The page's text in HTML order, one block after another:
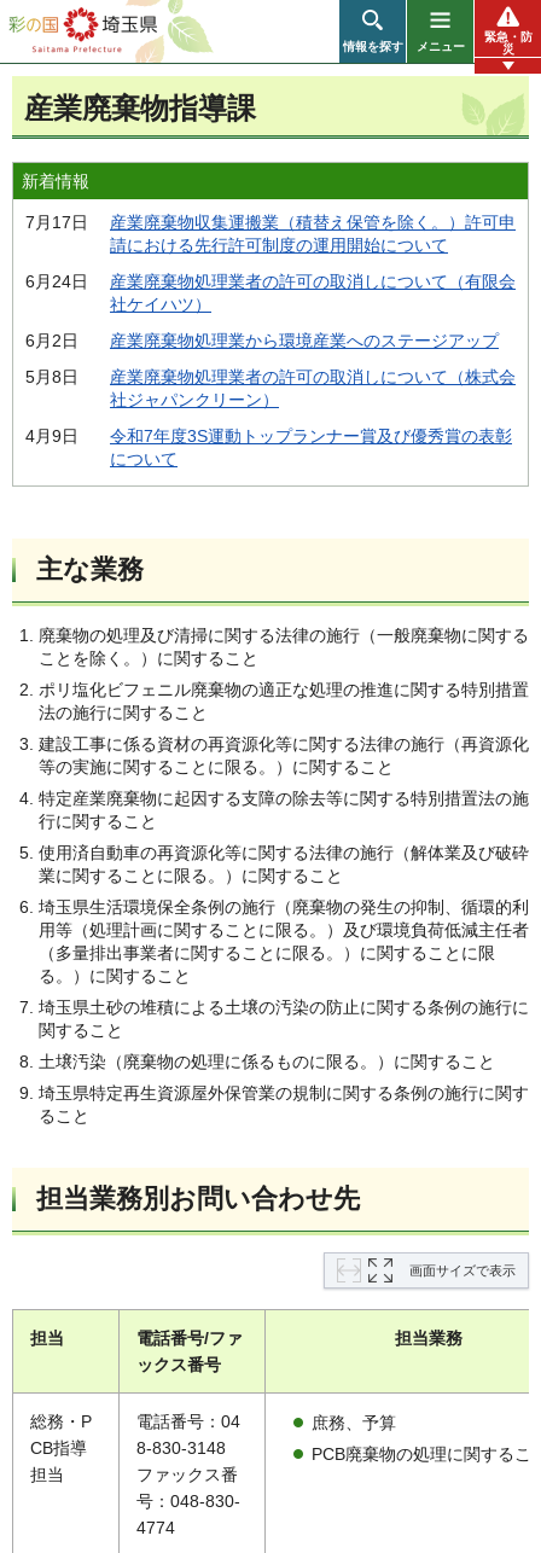
彩の国 埼玉県
情報を探す メニュー
緊急・防
災
産業廃棄物指導課
新着情報
7月17日
産業廃棄物収集運搬業（積替え保管を除く。）許可申
請における先行許可制度の運用開始について
6月24日
産業廃棄物処理業者の許可の取消しについて（有限会
社ケイハツ）
6月2日
産業廃棄物処理業から環境産業へのステージアップ
5月8日
産業廃棄物処理業者の許可の取消しについて（株式会
社ジャパンクリーン）
4月9日
令和7年度3S運動トップランナー賞及び優秀賞の表彰
について
主な業務
廃棄物の処理及び清掃に関する法律の施行（一般廃棄物に関する
ことを除く。）に関すること
ポリ塩化ビフェニル廃棄物の適正な処理の推進に関する特別措置
法の施行に関すること
建設工事に係る資材の再資源化等に関する法律の施行（再資源化
等の実施に関することに限る。）に関すること
特定産業廃棄物に起因する支障の除去等に関する特別措置法の施
行に関すること
使用済自動車の再資源化等に関する法律の施行（解体業及び破砕
業に関することに限る。）に関すること
埼玉県生活環境保全条例の施行（廃棄物の発生の抑制、循環的利
用等（処理計画に関することに限る。）及び環境負荷低減主任者
（多量排出事業者に関することに限る。）に関することに限
る。）に関すること
埼玉県土砂の堆積による土壌の汚染の防止に関する条例の施行に
関すること
土壌汚染（廃棄物の処理に係るものに限る。）に関すること
埼玉県特定再生資源屋外保管業の規制に関する条例の施行に関す
ること
担当業務別お問い合わせ先
画面サイズで表示
担当
電話番号/ファ
ックス番号
担当業務
総務・P
CB指導
担当
電話番号：04
8-830-3148
ファックス番
号：048-830-
4774
庶務、予算
PCB廃棄物の処理に関するこ